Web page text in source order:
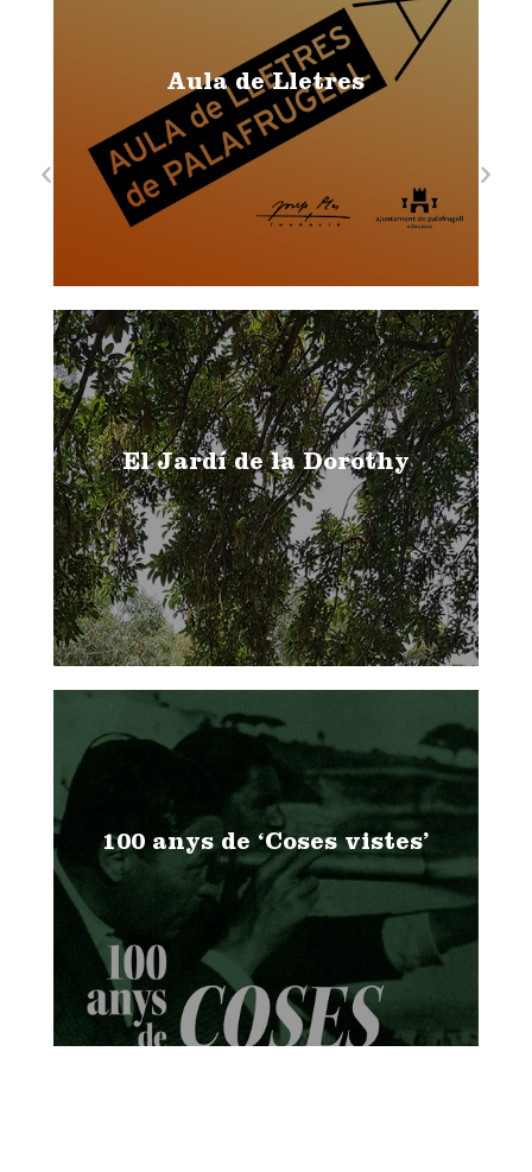
Aula de Lletres
El Jardí de la Dorothy
100 anys de ‘Coses vistes’